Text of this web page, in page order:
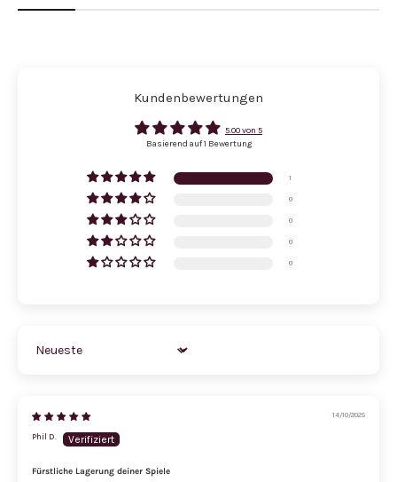
Kundenbewertungen
5.00 von 5
Basierend auf 1 Bewertung
1
0
0
0
0
Sort by
14/10/2025
Phil D.
Fürstliche Lagerung deiner Spiele